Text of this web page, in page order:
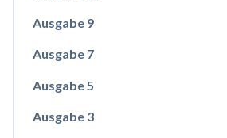
Ausgabe 9
Ausgabe 7
Ausgabe 5
Ausgabe 3